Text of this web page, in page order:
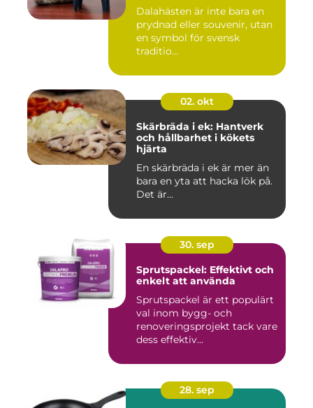
Dalahästen är inte bara en
prydnad eller souvenir, utan
en symbol för svensk
traditio...
02. okt
Skärbräda i ek: Hantverk
och hållbarhet i kökets
hjärta
En skärbräda i ek är mer än
bara en yta att hacka lök på.
Det är...
30. sep
Sprutspackel: Effektivt och
enkelt att använda
Sprutspackel är ett populärt
val inom bygg- och
renoveringsprojekt tack vare
dess effektiv...
28. sep